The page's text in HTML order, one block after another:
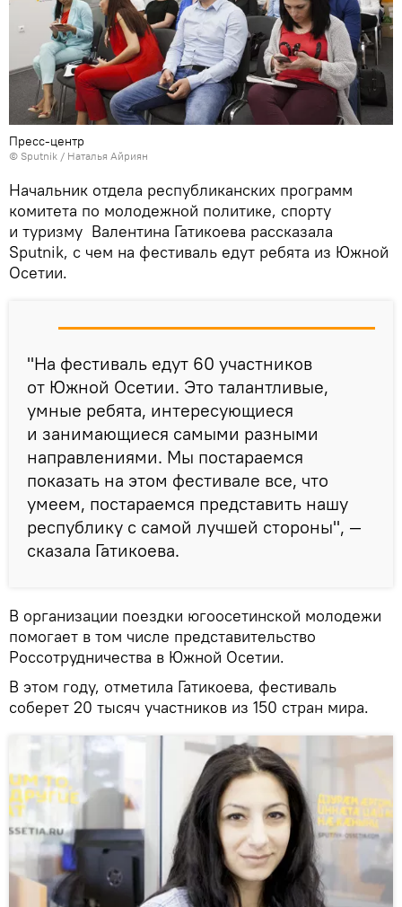
Пресс-центр
© Sputnik / Наталья Айриян
Начальник отдела республиканских программ
комитета по молодежной политике, спорту
и туризму Валентина Гатикоева рассказала
Sputnik, с чем на фестиваль едут ребята из Южной
Осетии.
"На фестиваль едут 60 участников
от Южной Осетии. Это талантливые,
умные ребята, интересующиеся
и занимающиеся самыми разными
направлениями. Мы постараемся
показать на этом фестивале все, что
умеем, постараемся представить нашу
республику с самой лучшей стороны", —
сказала Гатикоева.
В организации поездки югоосетинской молодежи
помогает в том числе представительство
Россотрудничества в Южной Осетии.
В этом году, отметила Гатикоева, фестиваль
соберет 20 тысяч участников из 150 стран мира.